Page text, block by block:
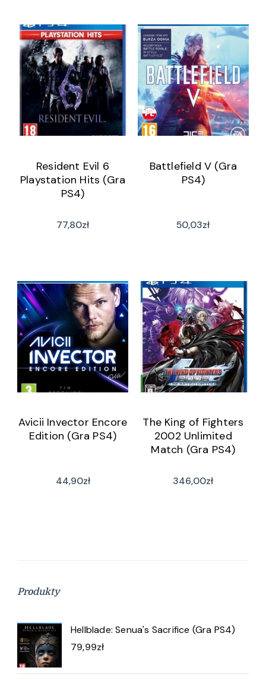
Resident Evil 6
Playstation Hits (Gra
PS4)
77,80zł
Battlefield V (Gra
PS4)
50,03zł
Avicii Invector Encore
Edition (Gra PS4)
44,90zł
The King of Fighters
2002 Unlimited
Match (Gra PS4)
346,00zł
Produkty
Hellblade: Senua's Sacrifice (Gra PS4)
79,99zł